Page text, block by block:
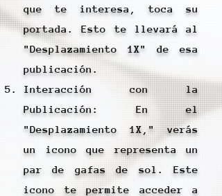
que te interesa, toca su
portada. Esto te llevará al
"Desplazamiento 1X" de esa
publicación.
Interacción con la
Publicación: En el
"Desplazamiento 1X," verás
un icono que representa un
par de gafas de sol. Este
icono te permite acceder a